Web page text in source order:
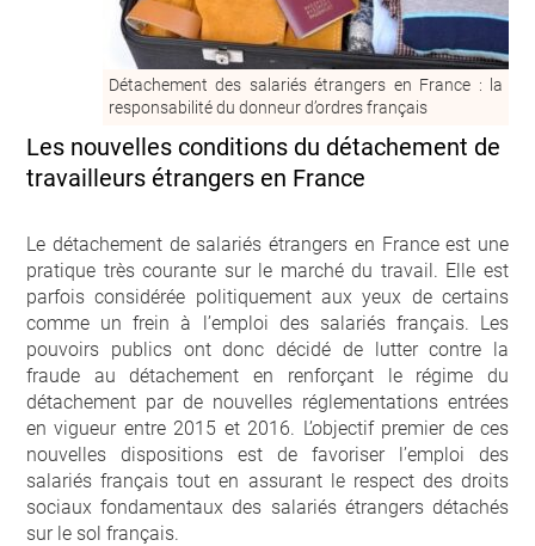
Détachement des salariés étrangers en France : la
responsabilité du donneur d’ordres français
Les nouvelles conditions du détachement de
travailleurs étrangers en France
Le détachement de salariés étrangers en France est une
pratique très courante sur le marché du travail. Elle est
parfois considérée politiquement aux yeux de certains
comme un frein à l’emploi des salariés français. Les
pouvoirs publics ont donc décidé de lutter contre la
fraude au détachement en renforçant le régime du
détachement par de nouvelles réglementations entrées
en vigueur entre 2015 et 2016. L’objectif premier de ces
nouvelles dispositions est de favoriser l’emploi des
salariés français tout en assurant le respect des droits
sociaux fondamentaux des salariés étrangers détachés
sur le sol français.